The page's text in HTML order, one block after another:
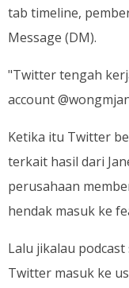
tab timeline,
Message (DM).
"Twitter tengah
account
Ketika itu Twitter
terkait hasil dari
perusahaan
hendak masuk ke
Lalu jikalau
Twitter masuk ke